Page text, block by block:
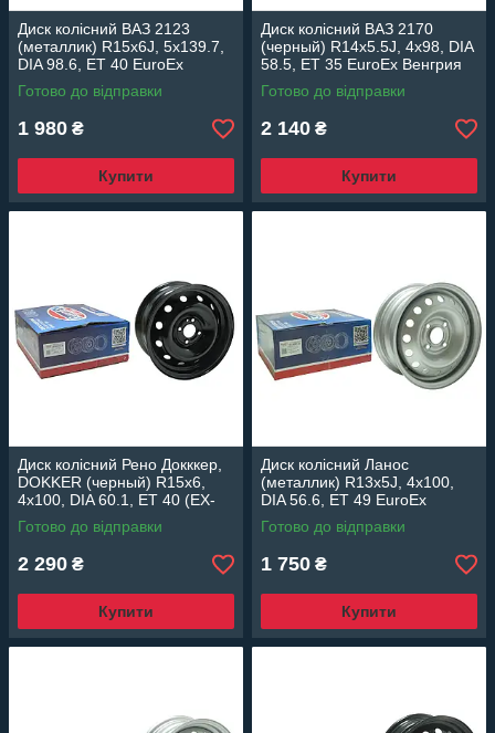
Диск колісний ВАЗ 2123
(металлик) R15x6J, 5x139.7,
DIA 98.6, ET 40 EuroEx
Венгрия
Готово до відправки
1 980 ₴
Купити
Диск колісний ВАЗ 2170
(черный) R14x5.5J, 4x98, DIA
58.5, ET 35 EuroEx Венгрия
Готово до відправки
2 140 ₴
Купити
Диск колісний Рено Докккер,
DOKKER (черный) R15x6,
4x100, DIA 60.1, ET 40 (EX-
DOKR15B) EuroEx Венгрия
Готово до відправки
2 290 ₴
Купити
Диск колісний Ланос
(металлик) R13x5J, 4x100,
DIA 56.6, ET 49 EuroEx
Венгрия
Готово до відправки
1 750 ₴
Купити